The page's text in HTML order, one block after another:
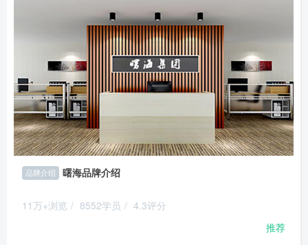
品牌介绍 曙海品牌介绍
11万+浏览 / 8552学员 / 4.3评分
推荐